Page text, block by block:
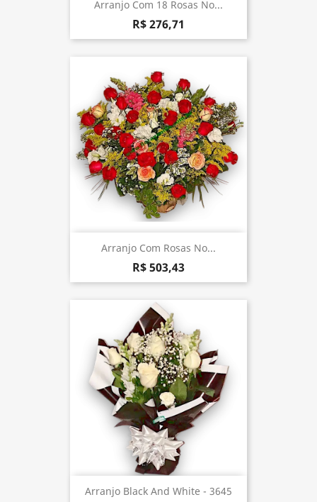
Arranjo Com 18 Rosas No...
R$ 276,71
Arranjo Com Rosas No...
R$ 503,43
Arranjo Black And White - 3645